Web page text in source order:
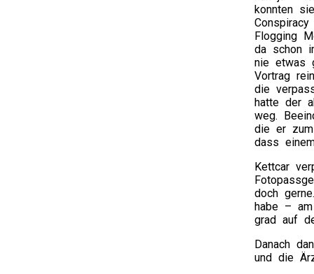
konnten
Flogging
da schon
nie etwas
Vortrag
die
hatte der
weg.
die er
dass
Kettcar
doch
habe –
grad auf
Danach
und die